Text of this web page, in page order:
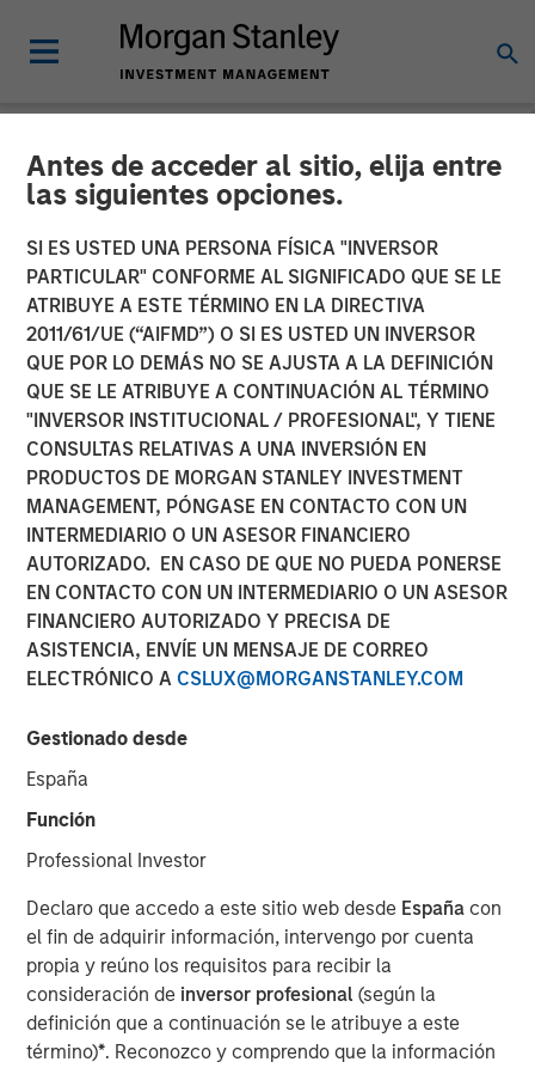
Antes de acceder al sitio, elija entre
las siguientes opciones.
SI ES USTED UNA PERSONA FÍSICA "INVERSOR
PARTICULAR" CONFORME AL SIGNIFICADO QUE SE LE
ATRIBUYE A ESTE TÉRMINO EN LA DIRECTIVA
2011/61/UE (“AIFMD”) O SI ES USTED UN INVERSOR
QUE POR LO DEMÁS NO SE AJUSTA A LA DEFINICIÓN
QUE SE LE ATRIBUYE A CONTINUACIÓN AL TÉRMINO
"INVERSOR INSTITUCIONAL / PROFESIONAL", Y TIENE
CONSULTAS RELATIVAS A UNA INVERSIÓN EN
PRODUCTOS DE MORGAN STANLEY INVESTMENT
MANAGEMENT, PÓNGASE EN CONTACTO CON UN
INTERMEDIARIO O UN ASESOR FINANCIERO
AUTORIZADO. EN CASO DE QUE NO PUEDA PONERSE
EN CONTACTO CON UN INTERMEDIARIO O UN ASESOR
FINANCIERO AUTORIZADO Y PRECISA DE
ASISTENCIA, ENVÍE UN MENSAJE DE CORREO
ELECTRÓNICO A CSLUX@MORGANSTANLEY.COM
Gestionado desde
España
Función
Professional Investor
Declaro que accedo a este sitio web desde España con
el fin de adquirir información, intervengo por cuenta
propia y reúno los requisitos para recibir la
consideración de inversor profesional(según la
definición que a continuación se le atribuye a este
término)*. Reconozco y comprendo que la información
NEWSROOM
Morgan Stanley
Infrastructure Partners
Agrees to Sell Red Oak
Power Facility
08 JULIO 2025
NEW YORK – July 8, 2025
Morgan Stanley Investment Management (MSIM), through
investment funds managed by Morgan Stanley
investment platform, today announced it has entered into
an agreement to sell its ownership stake in TigerGenCo
funds managed by Strategic Value Partners.
PJM Interconnection, which is North America’s largest
power market. MSIP acquired the 831-megawatt
combined cycle power plant in 2017 and has managed
the Facility through its power asset management platform
TigerGenCo, which also manages MSIP’s investment in
Bayonne Energy Center.